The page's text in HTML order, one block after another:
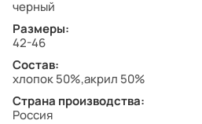
черный
Размеры:
42-46
Состав:
хлопок 50%,акрил 50%
Страна производства:
Россия